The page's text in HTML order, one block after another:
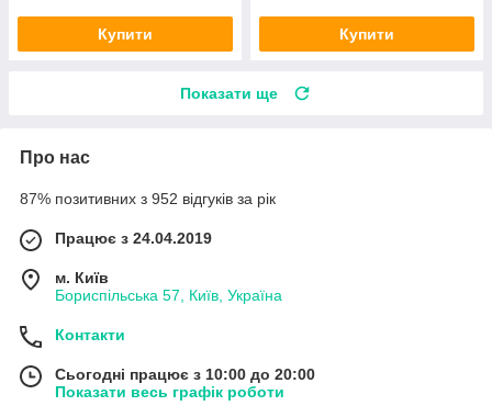
Купити Купити
Показати ще
Про нас
87% позитивних з 952 відгуків за рік
Працює з 24.04.2019
м. Київ
Бориспільська 57, Київ, Україна
Контакти
Сьогодні працює з 10:00 до 20:00
Показати весь графік роботи